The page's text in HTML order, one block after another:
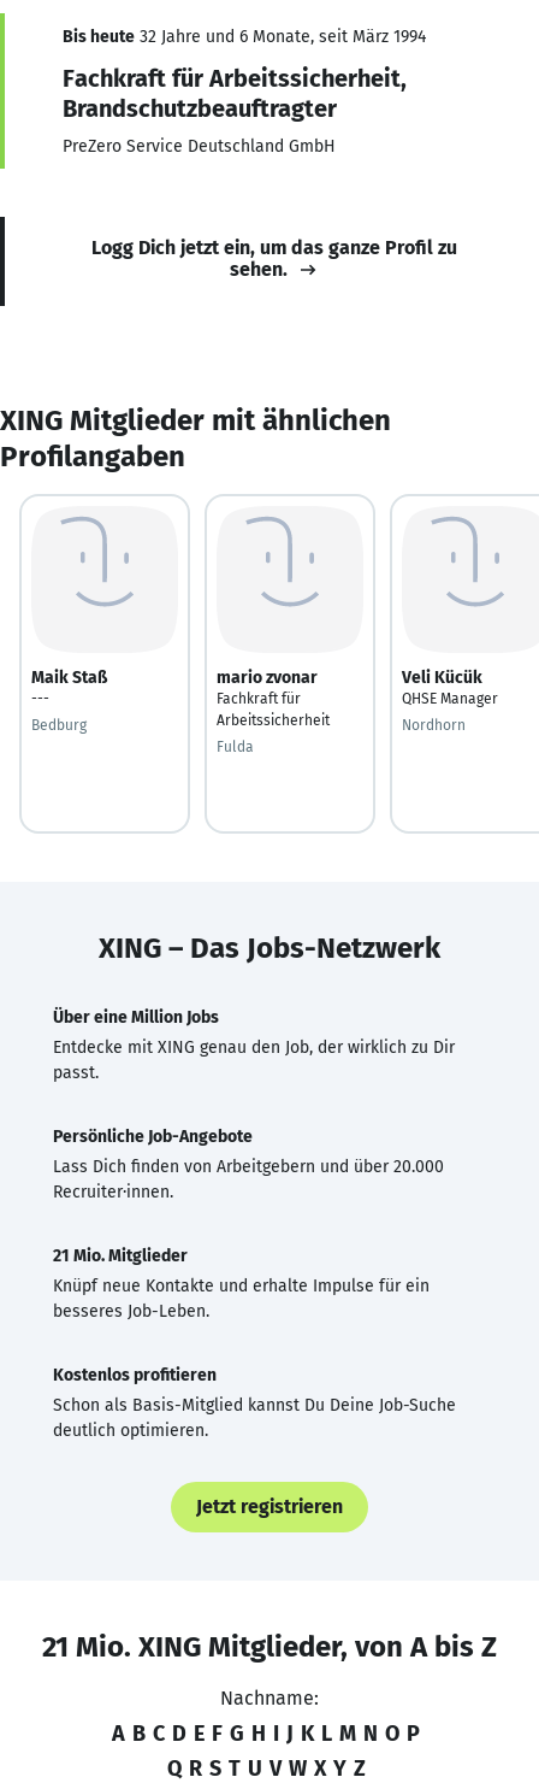
Bis heute 32 Jahre und 6 Monate, seit März 1994
Fachkraft für Arbeitssicherheit,
Brandschutzbeauftragter
PreZero Service Deutschland GmbH
Logg Dich jetzt ein, um das ganze Profil zu
sehen.
XING Mitglieder mit ähnlichen
Profilangaben
Maik Staß
---
Bedburg
mario zvonar
Fachkraft für
Arbeitssicherheit
Fulda
Veli Kücük
QHSE Manager
Nordhorn
XING – Das Jobs-Netzwerk
Über eine Million Jobs
Entdecke mit XING genau den Job, der wirklich zu Dir
passt.
Persönliche Job-Angebote
Lass Dich finden von Arbeitgebern und über 20.000
Recruiter·innen.
21 Mio. Mitglieder
Knüpf neue Kontakte und erhalte Impulse für ein
besseres Job-Leben.
Kostenlos profitieren
Schon als Basis-Mitglied kannst Du Deine Job-Suche
deutlich optimieren.
Jetzt registrieren
21 Mio. XING Mitglieder, von A bis Z
Nachname:
A B C D E F G H I J K L M N O P
Q R S T U V W X Y Z